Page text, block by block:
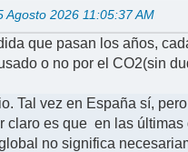
Agosto 2026 11:05:37 AM
que pasan los años,
o no por el CO2(sin
Tal vez en España sí,
claro es que en las
no significa